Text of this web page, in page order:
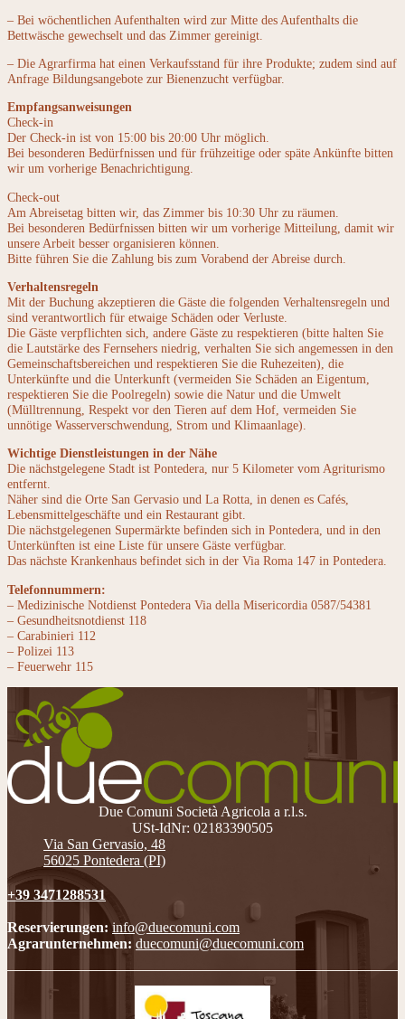
– Bei wöchentlichen Aufenthalten wird zur Mitte des Aufenthalts die
Bettwäsche gewechselt und das Zimmer gereinigt.
– Die Agrarfirma hat einen Verkaufsstand für ihre Produkte; zudem sind auf
Anfrage Bildungsangebote zur Bienenzucht verfügbar.
Empfangsanweisungen
Check-in
Der Check-in ist von 15:00 bis 20:00 Uhr möglich.
Bei besonderen Bedürfnissen und für frühzeitige oder späte Ankünfte bitten
wir um vorherige Benachrichtigung.
Check-out
Am Abreisetag bitten wir, das Zimmer bis 10:30 Uhr zu räumen.
Bei besonderen Bedürfnissen bitten wir um vorherige Mitteilung, damit wir
unsere Arbeit besser organisieren können.
Bitte führen Sie die Zahlung bis zum Vorabend der Abreise durch.
Verhaltensregeln
Mit der Buchung akzeptieren die Gäste die folgenden Verhaltensregeln und
sind verantwortlich für etwaige Schäden oder Verluste.
Die Gäste verpflichten sich, andere Gäste zu respektieren (bitte halten Sie
die Lautstärke des Fernsehers niedrig, verhalten Sie sich angemessen in den
Gemeinschaftsbereichen und respektieren Sie die Ruhezeiten), die
Unterkünfte und die Unterkunft (vermeiden Sie Schäden an Eigentum,
respektieren Sie die Poolregeln) sowie die Natur und die Umwelt
(Mülltrennung, Respekt vor den Tieren auf dem Hof, vermeiden Sie
unnötige Wasserverschwendung, Strom und Klimaanlage).
Wichtige Dienstleistungen in der Nähe
Die nächstgelegene Stadt ist Pontedera, nur 5 Kilometer vom Agriturismo
entfernt.
Näher sind die Orte San Gervasio und La Rotta, in denen es Cafés,
Lebensmittelgeschäfte und ein Restaurant gibt.
Die nächstgelegenen Supermärkte befinden sich in Pontedera, und in den
Unterkünften ist eine Liste für unsere Gäste verfügbar.
Das nächste Krankenhaus befindet sich in der Via Roma 147 in Pontedera.
Telefonnummern:
– Medizinische Notdienst Pontedera Via della Misericordia 0587/54381
– Gesundheitsnotdienst 118
– Carabinieri 112
– Polizei 113
– Feuerwehr 115
Due Comuni Società Agricola a r.l.s.
USt-IdNr: 02183390505
Via San Gervasio, 48
56025 Pontedera (PI)
+39 3471288531
Reservierungen:info@duecomuni.com
Agrarunternehmen: duecomuni@duecomuni.com